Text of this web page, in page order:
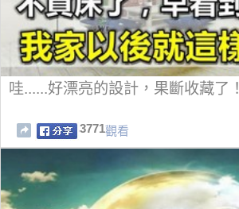
哇......好漂亮的設計，果斷收藏了！
3771觀看